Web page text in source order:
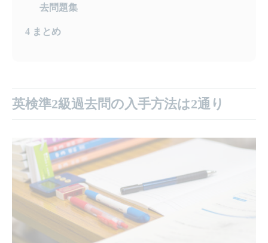
去問題集
4 まとめ
英検準2級過去問の入手方法は2通り